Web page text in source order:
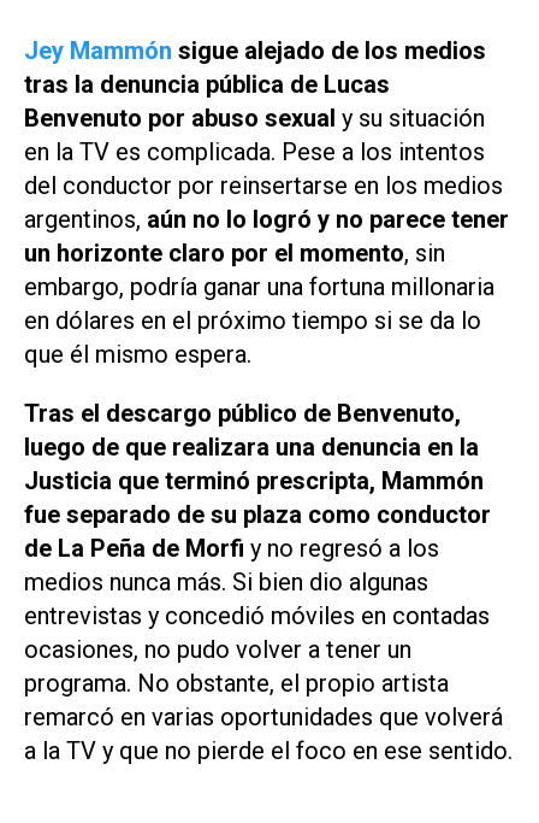
Jey Mammón sigue alejado de los medios
tras la denuncia pública de Lucas
Benvenuto por abuso sexual y su situación
en la TV es complicada. Pese a los intentos
del conductor por reinsertarse en los medios
argentinos, aún no lo logró y no parece tener
un horizonte claro por el momento, sin
embargo, podría ganar una fortuna millonaria
en dólares en el próximo tiempo si se da lo
que él mismo espera.
Tras el descargo público de Benvenuto,
luego de que realizara una denuncia en la
Justicia que terminó prescripta, Mammón
fue separado de su plaza como conductor
de La Peña de Morfi y no regresó a los
medios nunca más. Si bien dio algunas
entrevistas y concedió móviles en contadas
ocasiones, no pudo volver a tener un
programa. No obstante, el propio artista
remarcó en varias oportunidades que volverá
a la TV y que no pierde el foco en ese sentido.